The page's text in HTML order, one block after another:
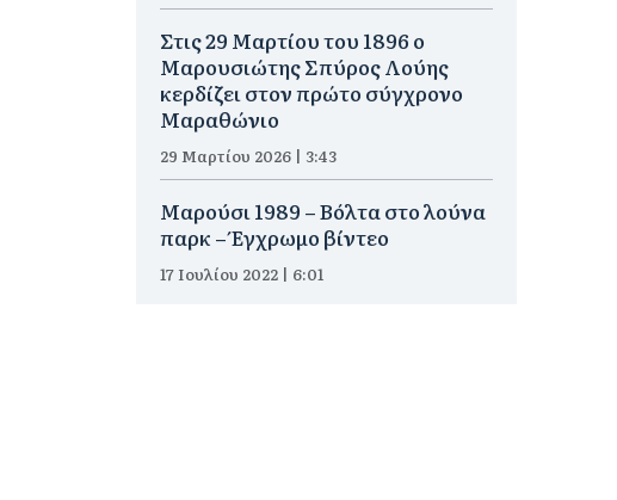
Στις 29 Μαρτίου του 1896 ο
Μαρουσιώτης Σπύρος Λούης
κερδίζει στον πρώτο σύγχρονο
Μαραθώνιο
29 Μαρτίου 2026 | 3:43
Μαρούσι 1989 – Βόλτα στο λούνα
παρκ – Έγχρωμο βίντεο
17 Ιουλίου 2022 | 6:01